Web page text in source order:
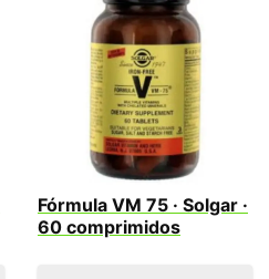
Fórmula VM 75 · Solgar ·
60 comprimidos